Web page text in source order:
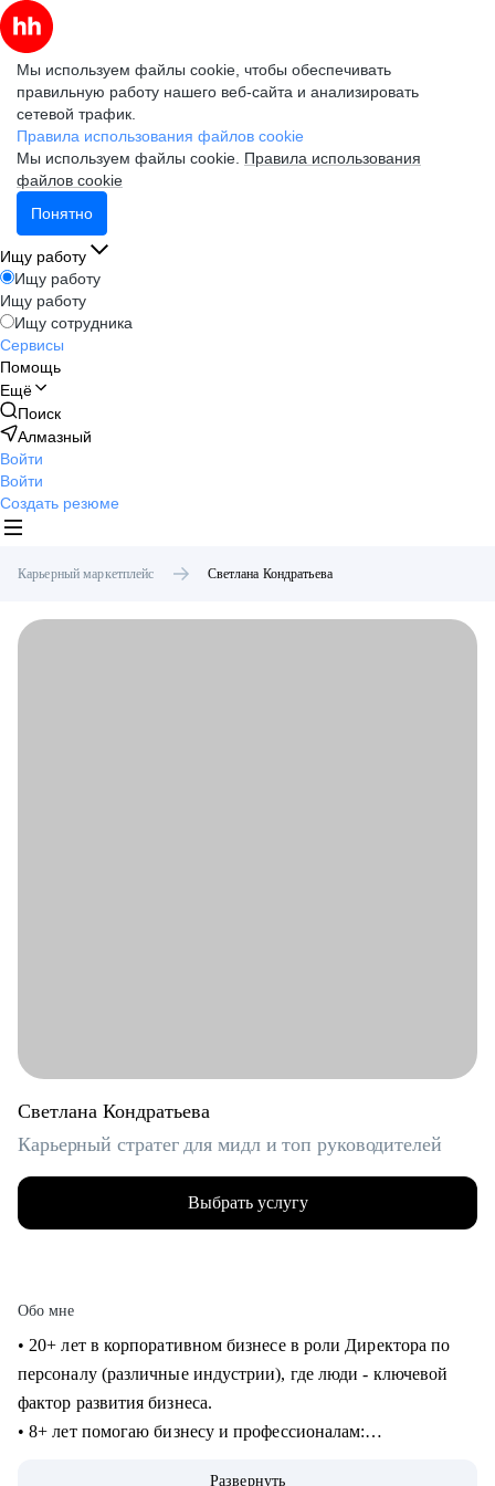
Мы используем файлы cookie, чтобы обеспечивать
правильную работу нашего веб-сайта и анализировать
сетевой трафик.
Правила использования файлов cookie
Мы используем файлы cookie. Правила использования
файлов cookie
Понятно
Ищу работу
Ищу работу
Ищу работу
Ищу сотрудника
Сервисы
Помощь
Ещё
Поиск
Алмазный
Войти
Войти
Создать резюме
Карьерный маркетплейс Светлана Кондратьева
Светлана Кондратьева
Карьерный стратег для мидл и топ руководителей
Выбрать услугу
Обо мне
• 20+ лет в корпоративном бизнесе в роли Директора по
персоналу (различные индустрии), где люди - ключевой
фактор развития бизнеса.
• 8+ лет помогаю бизнесу и профессионалам:
Развернуть